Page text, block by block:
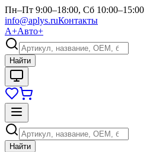
Пн–Пт 9:00–18:00, Сб 10:00–15:00
info@aplys.ruКонтакты
А+Авто+
Найти
Найти